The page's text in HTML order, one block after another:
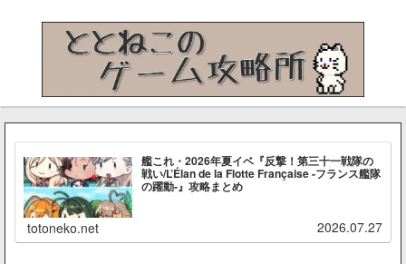
艦これ・2026年夏イベ『反撃！第三十一戦隊の
戦い/L’Élan de la Flotte Française -フランス艦隊
の躍動-』攻略まとめ
totoneko.net 2026.07.27